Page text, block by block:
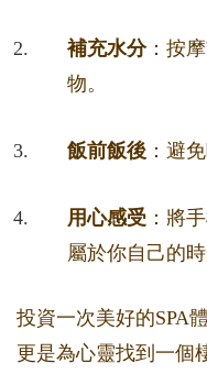
補充水分：按
物。
飯前飯後 ：避
用心感受 ：將
屬於你自己的時
投資一次美好的SPA
更是為心靈找到一個